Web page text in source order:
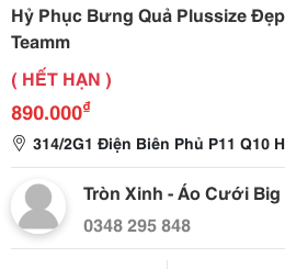
Hỷ Phục Bưng Quả Plussize
Teamm
( HẾT HẠN )
890.000₫
314/2G1 Điện Biên Phủ P11 Q10
Tròn Xinh - Áo Cưới Big
0348 295 848